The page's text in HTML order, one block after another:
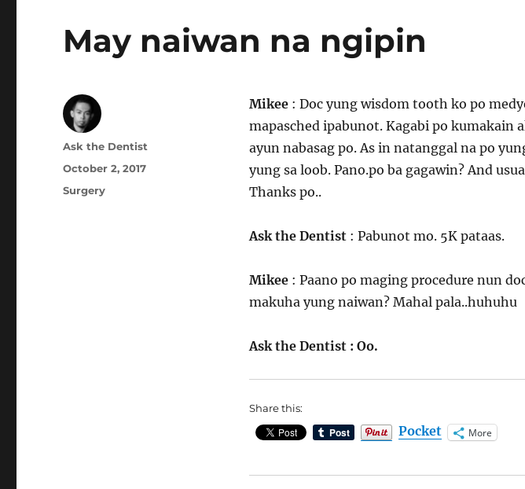
May naiwan na ngipin
Mikee : Doc yung wisdom tooth ko po
mapasched ipabunot. Kagabi po kumakain
ayun nabasag po. As in natanggal na po
yung sa loob. Pano.po ba gagawin? And
Thanks po..
Ask the Dentist: Pabunot mo. 5K pataas.
Mikee: Paano po maging procedure nun
makuha yung naiwan? Mahal pala..huhuhu
Ask the Dentist: Oo.
Share this:
Pocket More
Author
Ask the Dentist
Posted
on
October 2, 2017
Categories
Surgery